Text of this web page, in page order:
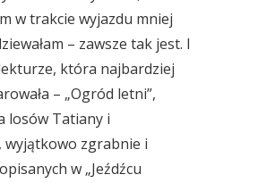
w trakcie wyjazdu mniej
– zawsze tak jest. I
która najbardziej
– „Ogród letni”,
losów Tatiany i
wyjątkowo zgrabnie i
w „Jeźdźcu